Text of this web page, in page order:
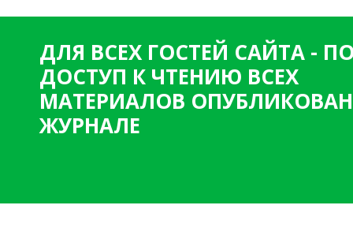
ДЛЯ ВСЕХ ГОСТЕЙ САЙТА -
ДОСТУП К ЧТЕНИЮ ВСЕХ
МАТЕРИАЛОВ
ЖУРНАЛЕ